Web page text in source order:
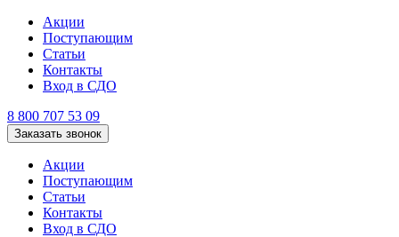
Акции
Поступающим
Статьи
Контакты
Вход в СДО
8 800 707 53 09
Заказать звонок
Акции
Поступающим
Статьи
Контакты
Вход в СДО